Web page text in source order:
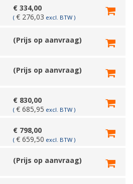
€ 334,00
(€ 276,03 excl. BTW )
(Prijs op aanvraag)
(Prijs op aanvraag)
€ 830,00
(€ 685,95 excl. BTW )
€ 798,00
(€ 659,50 excl. BTW )
(Prijs op aanvraag)